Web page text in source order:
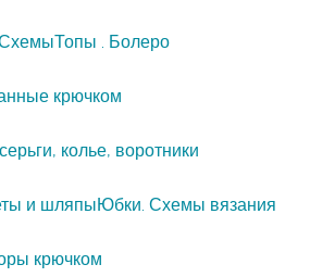
Топы . Болеро
крючком
колье, воротники
и шляпыЮбки. Схемы вязания
крючком